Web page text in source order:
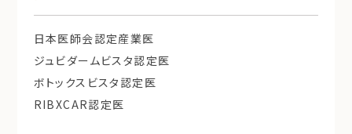
日本医師会認定産業医
ジュビダームビスタ認定医
ボトックスビスタ認定医
RIBXCAR認定医